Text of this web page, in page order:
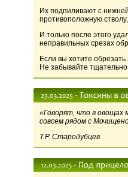
Их подпиливают с
противоположную
И только после этого
неправильных срезах
Если вы хотите
Не забывайте
«Говорят, что в овощах
совсем рядом с
Т.Р. Стародубцев